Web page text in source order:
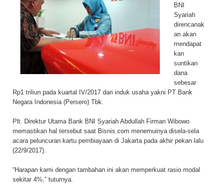
BNI
Syariah
direncanak
an akan
mendapat
kan
suntikan
dana
sebesar
Rp1 triliun pada kuartal IV/2017 dari induk usaha yakni PT Bank
Negara Indonesia (Persero) Tbk.
Plt. Direktur Utama Bank BNI Syariah Abdullah Firman Wibowo
memastikan hal tersebut saat Bisnis.com menemuinya disela-sela
acara peluncuran kartu pembiayaan di Jakarta pada akhir pekan lalu
(22/9/2017).
“Harapan kami dengan tambahan ini akan memperkuat rasio modal
sekitar 4%,” tuturnya.